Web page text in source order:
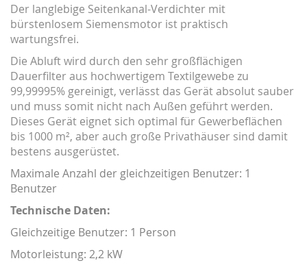
Der langlebige Seitenkanal-Verdichter mit
bürstenlosem Siemensmotor ist praktisch
wartungsfrei.
Die Abluft wird durch den sehr großflächigen
Dauerfilter aus hochwertigem Textilgewebe zu
99,99995% gereinigt, verlässt das Gerät absolut sauber
und muss somit nicht nach Außen geführt werden.
Dieses Gerät eignet sich optimal für Gewerbeflächen
bis 1000 m², aber auch große Privathäuser sind damit
bestens ausgerüstet.
Maximale Anzahl der gleichzeitigen Benutzer: 1
Benutzer
Technische Daten:
Gleichzeitige Benutzer: 1 Person
Motorleistung: 2,2 kW